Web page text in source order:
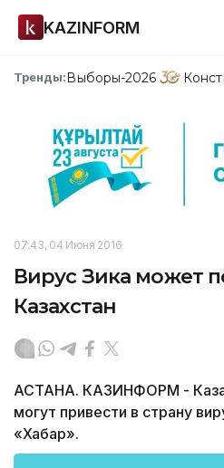
KAZINFORM
Тренды:Выборы-2026
07:43, 04 Июня 2016
Вирус Зика может
Казахстан
АСТАНА. КАЗИНФОРМ -
могут привести в страну
«Хабар».